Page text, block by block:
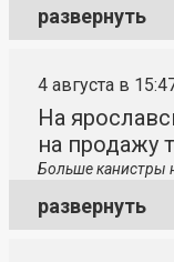
развернуть
4 августа в
На
на продажу
Больше канистры
развернуть